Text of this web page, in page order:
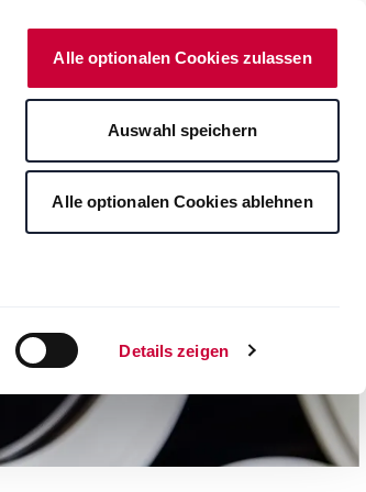
Details zeigen
Alle optionalen Cookies zulassen
Auswahl speichern
Alle optionalen Cookies ablehnen